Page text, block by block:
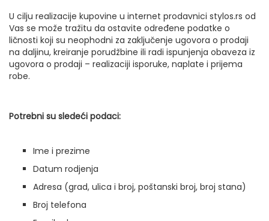
U cilju realizacije kupovine u internet prodavnici stylos.rs od
Vas se može tražitu da ostavite određene podatke o
ličnosti koji su neophodni za zaključenje ugovora o prodaji
na daljinu, kreiranje porudžbine ili radi ispunjenja obaveza iz
ugovora o prodaji – realizaciji isporuke, naplate i prijema
robe.
Potrebni su sledeći podaci:
Ime i prezime
Datum rodjenja
Adresa (grad, ulica i broj, poštanski broj, broj stana)
Broj telefona